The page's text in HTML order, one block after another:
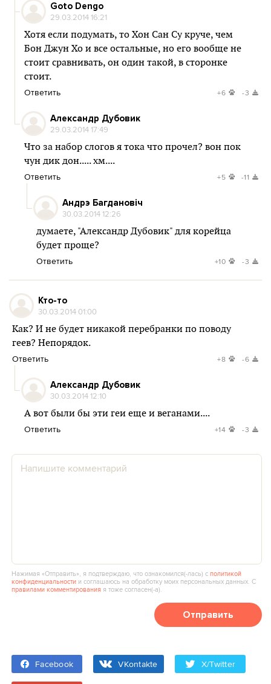
Goto Dengo
29.03.2014 16:21
Хотя если подумать, то Хон Сан Су круче, чем
Бон Джун Хо и все остальные, но его вообще не
стоит сравнивать, он один такой, в сторонке
стоит.
Ответить +6 -3
Александр Дубовик
29.03.2014 17:49
Что за набор слогов я тока что прочел? вон пок
чун дик дон..... хм....
Ответить +5 -11
Андрэ Багдановіч
30.03.2014 12:26
думаете, "Александр Дубовик" для корейца
будет проще?
Ответить +10 -3
Кто-то
30.03.2014 01:00
Как? И не будет никакой перебранки по поводу
геев? Непорядок.
Ответить +8 -6
Александр Дубовик
30.03.2014 12:10
А вот были бы эти геи еще и веганами....
Ответить +14 -3
Нажимая «Отправить», я подтверждаю, что ознакомился(‑лась) сполитикой
конфиденциальности и соглашаюсь на обработку моих персональных данных. С
правилами комментирования я тоже согласен(‑а).
Отправить
Facebook VKontakte X/Twitter